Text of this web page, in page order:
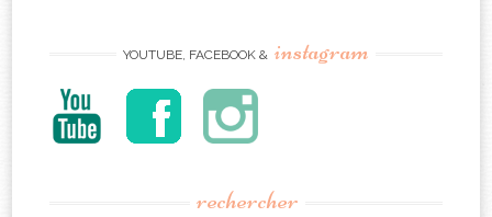
YOUTUBE, FACEBOOK & instagram
rechercher